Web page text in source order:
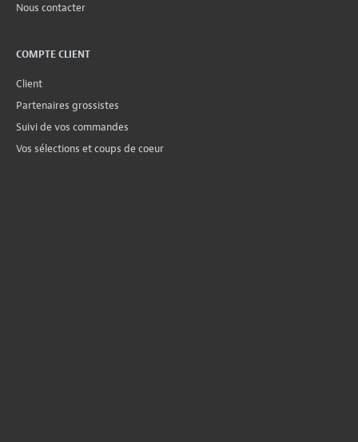
Nous contacter
COMPTE CLIENT
Client
Partenaires grossistes
Suivi de vos commandes
Vos sélections et coups de coeur